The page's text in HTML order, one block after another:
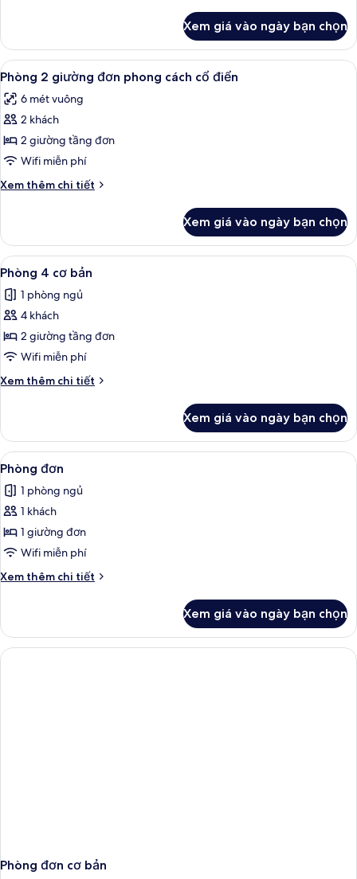
đình
Phòng
dành
gia
đình
Xem giá vào ngày bạn chọn
Xem
tất
cả
ảnh
Phòng
2
giường
đơn
cách
cổ
điển
Phòng 2 giường đơn phong cách
2
Phòng 2 giường đơn phong cách cổ điển
6 mét vuông
2 khách
2 giường tầng đơn
Wifi miễn phí
Xem thêm chi tiết
Chi
Phòng
giường
phong
cách
điển
Xem giá vào ngày bạn chọn
Xem
tất
cả
ảnh
Phòng
4
cơ
bản
Truy cập Internet không dây miễn
2
Phòng 4 cơ bản
1 phòng ngủ
4 khách
2 giường tầng đơn
Wifi miễn phí
Xem thêm chi tiết
Chi
Phòng
4
cơ
Xem giá vào ngày bạn chọn
Xem
tất
cả
ảnh
Phòng
đơn
Phòng đơn | Truy cập Internet
3
Phòng đơn
1 phòng ngủ
1 khách
1 giường đơn
Wifi miễn phí
Xem thêm chi tiết
Chi
Phòng
đơn
Xem giá vào ngày bạn chọn
Phòng đơn cơ bản